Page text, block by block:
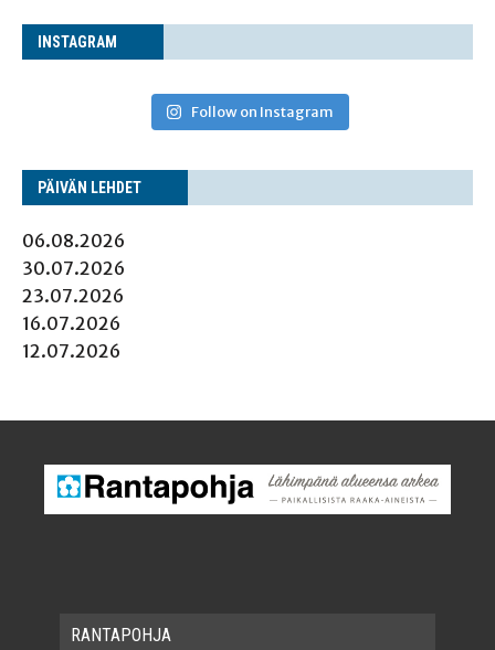
INS­TA­GRAM
Follow on Instagram
PÄI­VÄN LEHDET
06.08.2026
30.07.2026
23.07.2026
16.07.2026
12.07.2026
RAN­TA­POH­JA